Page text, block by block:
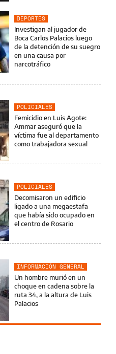
DEPORTES
Investigan al jugador de
Boca Carlos Palacios luego
de la detención de su suegro
en una causa por
narcotráfico
POLICIALES
Femicidio en Luis Agote:
Ammar aseguró que la
víctima fue al departamento
como trabajadora sexual
POLICIALES
Decomisaron un edificio
ligado a una megaestafa
que había sido ocupado en
el centro de Rosario
INFORMACIÓN GENERAL
Un hombre murió en un
choque en cadena sobre la
ruta 34, a la altura de Luis
Palacios